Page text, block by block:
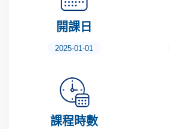
開課日
2025-01-01
課程時數